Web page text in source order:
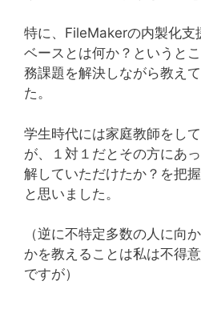
特に、FileMakerの内製化支
ベースとは何か？というと
務課題を解決しながら教え
た。
学生時代には家庭教師をし
が、１対１だとその方にあ
解していただけたか？を把
と思いました。
（逆に不特定多数の人に向
かを教えることは私は不得
ですが）